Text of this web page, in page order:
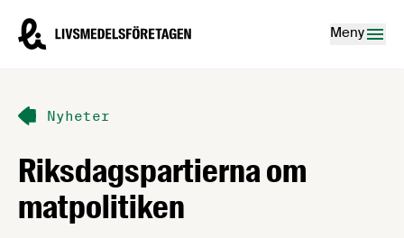
Livsmedelsföretagen – till startsidan
Meny
Nyheter
Riksdagspartierna om
matpolitiken